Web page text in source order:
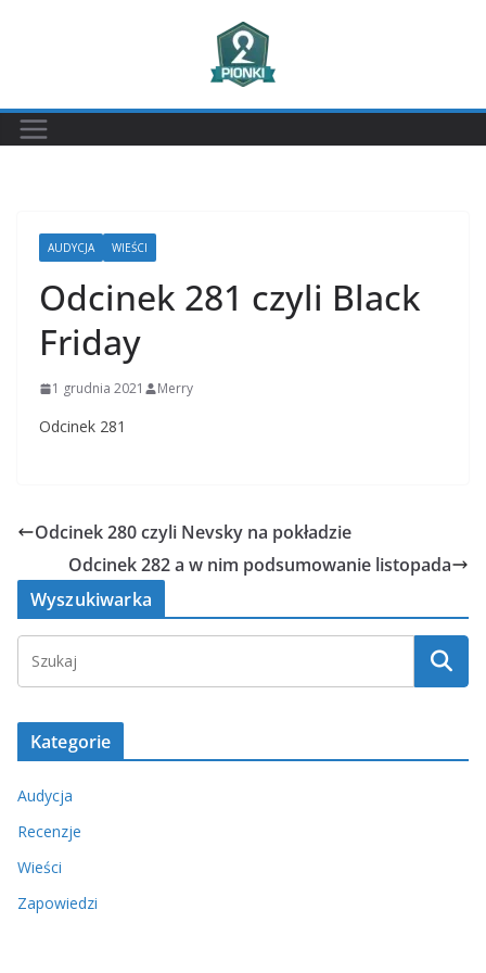
AUDYCJA WIEŚCI
Odcinek 281 czyli Black
Friday
1 grudnia 2021 Merry
Odcinek 281
Odcinek 280 czyli Nevsky na pokładzie
Odcinek 282 a w nim podsumowanie listopada
Wyszukiwarka
Kategorie
Audycja
Recenzje
Wieści
Zapowiedzi